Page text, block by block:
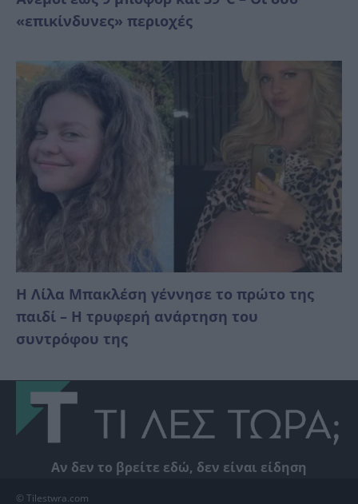
«επικίνδυνες» περιοχές
Η Λίλα Μπακλέση γέννησε το πρώτο της
παιδί – Η τρυφερή ανάρτηση του
συντρόφου της
Αν δεν το βρείτε εδώ, δεν είναι είδηση
© Tilestwra.com